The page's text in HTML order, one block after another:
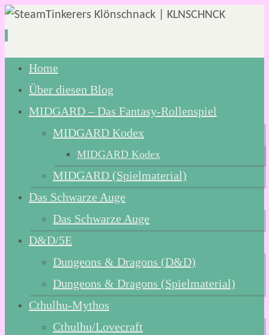
Zum
Inhalt
springen
Home
Über diesen Blog
MIDGARD – Das Fantasy-Rollenspiel
MIDGARD Kodex
MIDGARD Kodex
MIDGARD (Spielmaterial)
Das Schwarze Auge
Das Schwarze Auge
D&D/5E
Dungeons & Dragons (D&D)
Dungeons & Dragons (Spielmaterial)
Cthulhu-Mythos
Cthulhu/Lovecraft